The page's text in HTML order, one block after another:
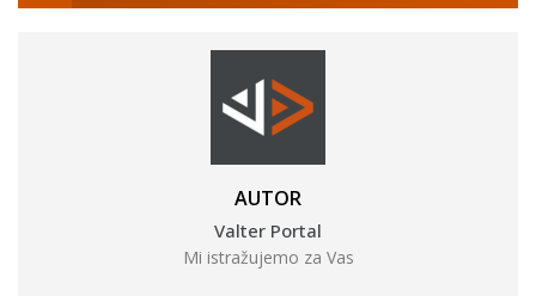
AUTOR
Valter Portal
Mi istražujemo za Vas